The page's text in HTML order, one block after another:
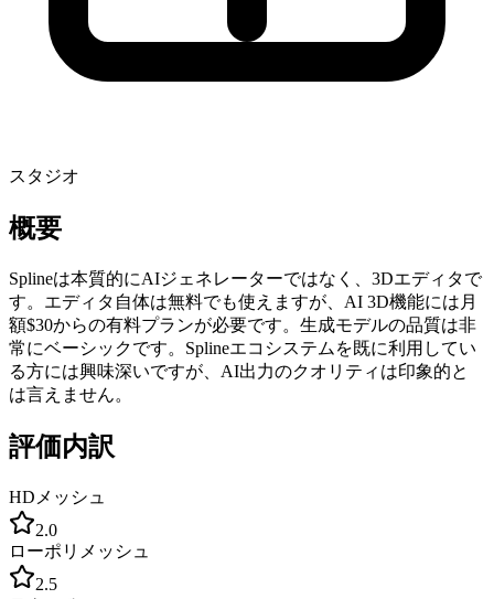
スタジオ
概要
Splineは本質的にAIジェネレーターではなく、3Dエディタで
す。エディタ自体は無料でも使えますが、AI 3D機能には月
額$30からの有料プランが必要です。生成モデルの品質は非
常にベーシックです。Splineエコシステムを既に利用してい
る方には興味深いですが、AI出力のクオリティは印象的と
は言えません。
評価内訳
HDメッシュ
2.0
ローポリメッシュ
2.5